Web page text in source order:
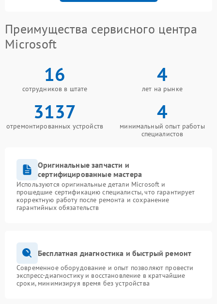
Преимущества сервисного центра
Microsoft
16
сотрудников в штате
4
лет на рынке
3137
отремонтированных устройств
4
минимальный опыт работы
специалистов
Оригинальные запчасти и
сертифицированные мастера
Используются оригинальные детали Microsoft и
прошедшие сертификацию специалисты, что гарантирует
корректную работу после ремонта и сохранение
гарантийных обязательств
Бесплатная диагностика и быстрый ремонт
Современное оборудование и опыт позволяют провести
экспресс-диагностику и восстановление в кратчайшие
сроки, минимизируя время без устройства